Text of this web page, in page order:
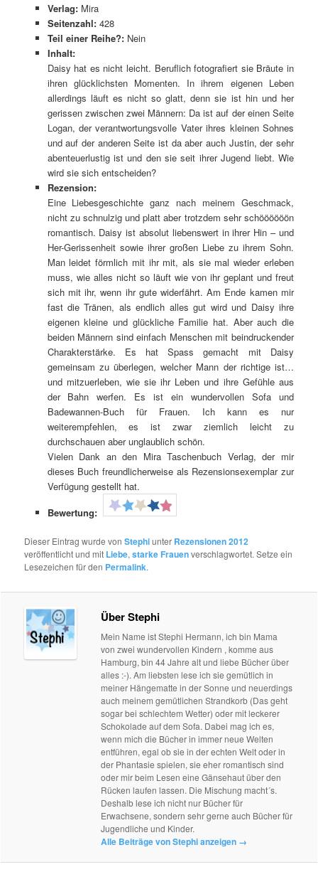
Verlag:Mira
Seitenzahl: 428
Teil einer Reihe?: Nein
Inhalt:
Daisy hat es nicht leicht. Beruflich fotografiert sie Bräute in
ihren glücklichsten Momenten. In ihrem eigenen Leben
allerdings läuft es nicht so glatt, denn sie ist hin und her
gerissen zwischen zwei Männern: Da ist auf der einen Seite
Logan, der verantwortungsvolle Vater ihres kleinen Sohnes
und auf der anderen Seite ist da aber auch Justin, der sehr
abenteuerlustig ist und den sie seit ihrer Jugend liebt. Wie
wird sie sich entscheiden?
Rezension:
Eine Liebesgeschichte ganz nach meinem Geschmack,
nicht zu schnulzig und platt aber trotzdem sehr schöööööön
romantisch. Daisy ist absolut liebenswert in ihrer Hin – und
Her-Gerissenheit sowie ihrer großen Liebe zu ihrem Sohn.
Man leidet förmlich mit ihr mit, als sie mal wieder erleben
muss, wie alles nicht so läuft wie von ihr geplant und freut
sich mit ihr, wenn ihr gute widerfährt. Am Ende kamen mir
fast die Tränen, als endlich alles gut wird und Daisy ihre
eigenen kleine und glückliche Familie hat. Aber auch die
beiden Männern sind einfach Menschen mit beindruckender
Charakterstärke. Es hat Spass gemacht mit Daisy
gemeinsam zu überlegen, welcher Mann der richtige ist…
und mitzuerleben, wie sie ihr Leben und ihre Gefühle aus
der Bahn werfen. Es ist ein wundervollen Sofa und
Badewannen-Buch für Frauen. Ich kann es nur
weiterempfehlen, es ist zwar ziemlich leicht zu
durchschauen aber unglaublich schön.
Vielen Dank an den Mira Taschenbuch Verlag, der mir
dieses Buch freundlicherweise als Rezensionsexemplar zur
Verfügung gestellt hat.
Bewertung:
Dieser Eintrag wurde vonStephiunter Rezensionen 2012
veröffentlicht und mit Liebe,starke Frauenverschlagwortet. Setze ein
Lesezeichen für den Permalink.
Über Stephi
Mein Name ist Stephi Hermann, ich bin Mama
von zwei wundervollen Kindern , komme aus
Hamburg, bin 44 Jahre alt und liebe Bücher über
alles :-). Am liebsten lese ich sie gemütlich in
meiner Hängematte in der Sonne und neuerdings
auch meinem gemütlichen Strandkorb (Das geht
sogar bei schlechtem Wetter) oder mit leckerer
Schokolade auf dem Sofa. Dabei mag ich es,
wenn mich die Bücher in immer neue Welten
entführen, egal ob sie in der echten Welt oder in
der Phantasie spielen, sie eher romantisch sind
oder mir beim Lesen eine Gänsehaut über den
Rücken laufen lassen. Die Mischung macht´s.
Deshalb lese ich nicht nur Bücher für
Erwachsene, sondern sehr gerne auch Bücher für
Jugendliche und Kinder.
Alle Beiträge von Stephi anzeigen →